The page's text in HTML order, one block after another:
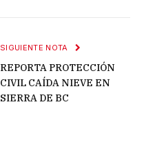
SIGUIENTE NOTA
REPORTA PROTECCIÓN
CIVIL CAÍDA NIEVE EN
SIERRA DE BC